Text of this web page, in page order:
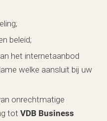
beleid;
het internetaanbod
welke aansluit bij uw
onrechtmatige
tot VDB Business